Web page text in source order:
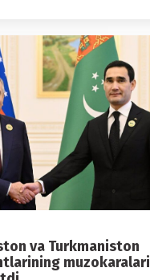
va Turkmaniston
muzokaralari